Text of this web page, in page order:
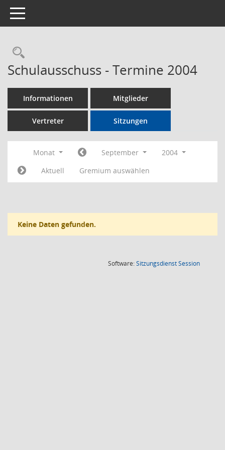
Toggle navigation
Rechercheauswahl
Schulausschuss - Termine 2004
Informationen Mitglieder
Vertreter Sitzungen
Monat September
2004
Aktuell
Gremium auswählen
Keine Daten gefunden.
Software:SitzungsdienstSession(Wird in